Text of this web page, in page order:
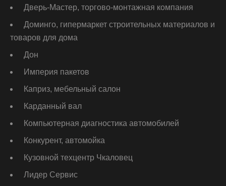
Дверь-Мастер, торгово-монтажная компания
Доминго, гипермаркет строительных материалов и
товаров для дома
Дон
Империя пакетов
Каприз, мебельный салон
Карданный вал
Компьютерная диагностика автомобилей
Конкурент, автомойка
Кузовной техцентр Чкаловец
Лидер Сервис